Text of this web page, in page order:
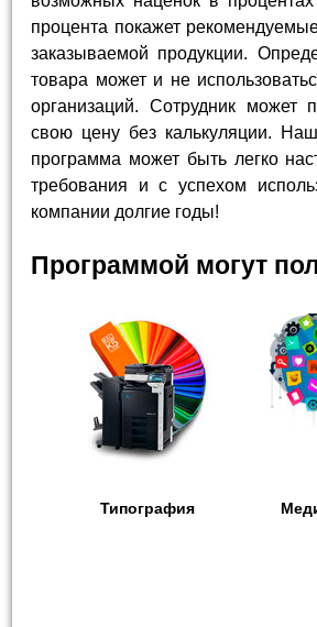
процента покажет
заказываемой продукции.
товара может и не
организаций. Сотрудник может
свою цену без калькуляции.
программа может быть легко
требования и с успехом
компании долгие годы!
Программой могут
Типография